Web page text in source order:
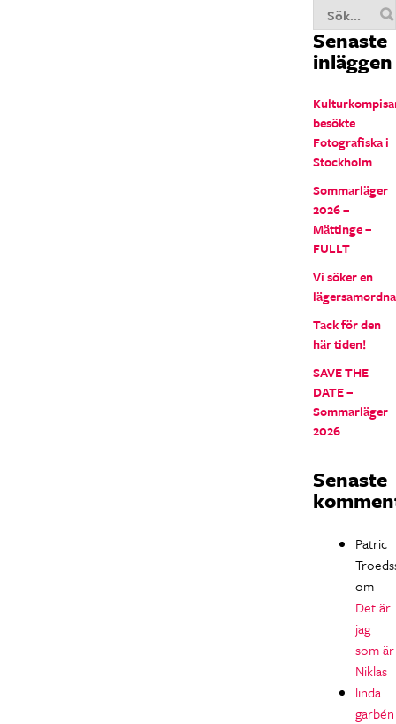
Senaste
inläggen
besökte
Fotografiska i
Stockholm
Sommarläger
2026 –
Mättinge –
FULLT
Vi söker en
Tack för den
här tiden!
SAVE THE
DATE –
Sommarläger
2026
Senaste
Patric
om
Det är
jag
som är
Niklas
linda
garbén